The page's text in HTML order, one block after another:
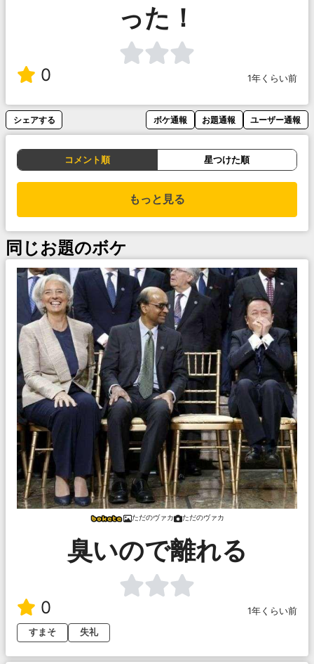
った！
0 1年くらい前
シェアする ボケ通報 お題通報 ユーザー通報
コメント順 星つけた順
もっと見る
同じお題のボケ
ただのヴァカ ただのヴァカ
臭いので離れる
0
1年くらい前
すまそ
失礼